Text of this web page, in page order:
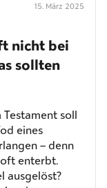
15. März 2025
nicht bei
sollten
soll
eines
– denn
enterbt.
ausgelöst?